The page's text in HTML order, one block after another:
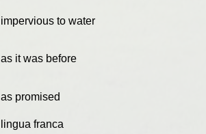
impervious to water
as it was before
as promised
lingua franca